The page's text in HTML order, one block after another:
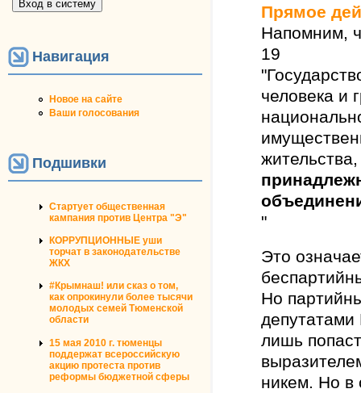
Навигация
Новое на сайте
Ваши голосования
Подшивки
Стартует общественная
кампания против Центра "Э"
КОРРУПЦИОННЫЕ уши
торчат в законодательстве
ЖКХ
#Крымнаш! или сказ о том,
как опрокинули более тысячи
молодых семей Тюменской
области
15 мая 2010 г. тюменцы
поддержат всероссийскую
акцию протеста против
реформы бюджетной сферы
Прямое
Напомним,
19
человека и
"
Это
Но
лишь
никем. Но в